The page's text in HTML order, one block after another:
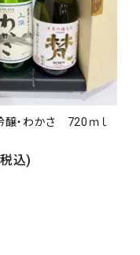
醸・わかさ 720ｍｌ
込)